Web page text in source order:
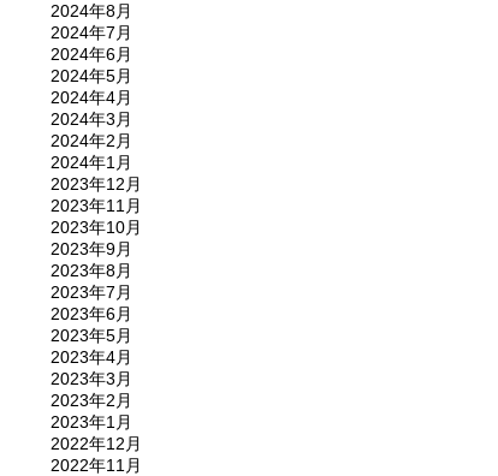
2024年8月
2024年7月
2024年6月
2024年5月
2024年4月
2024年3月
2024年2月
2024年1月
2023年12月
2023年11月
2023年10月
2023年9月
2023年8月
2023年7月
2023年6月
2023年5月
2023年4月
2023年3月
2023年2月
2023年1月
2022年12月
2022年11月